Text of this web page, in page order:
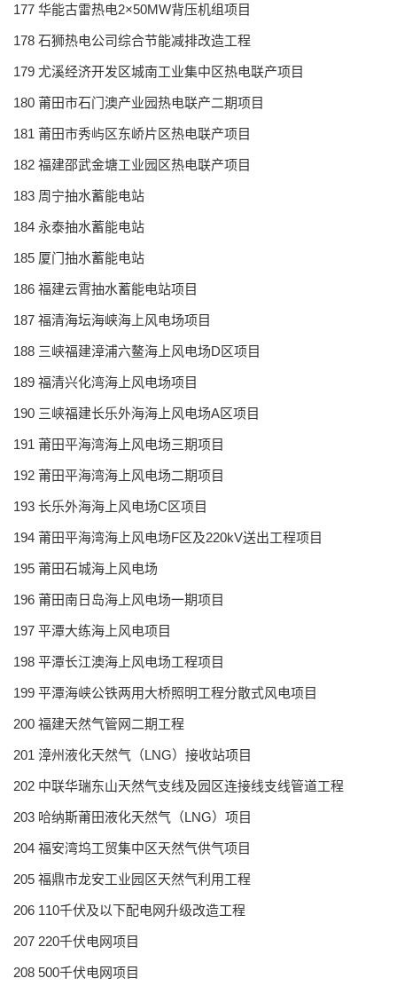
177 华能古雷热电2×50MW背压机组项目
178 石狮热电公司综合节能减排改造工程
179 尤溪经济开发区城南工业集中区热电联产项目
180 莆田市石门澳产业园热电联产二期项目
181 莆田市秀屿区东峤片区热电联产项目
182 福建邵武金塘工业园区热电联产项目
183 周宁抽水蓄能电站
184 永泰抽水蓄能电站
185 厦门抽水蓄能电站
186 福建云霄抽水蓄能电站项目
187 福清海坛海峡海上风电场项目
188 三峡福建漳浦六鳌海上风电场D区项目
189 福清兴化湾海上风电场项目
190 三峡福建长乐外海海上风电场A区项目
191 莆田平海湾海上风电场三期项目
192 莆田平海湾海上风电场二期项目
193 长乐外海海上风电场C区项目
194 莆田平海湾海上风电场F区及220kV送出工程项目
195 莆田石城海上风电场
196 莆田南日岛海上风电场一期项目
197 平潭大练海上风电项目
198 平潭长江澳海上风电场工程项目
199 平潭海峡公铁两用大桥照明工程分散式风电项目
200 福建天然气管网二期工程
201 漳州液化天然气（LNG）接收站项目
202 中联华瑞东山天然气支线及园区连接线支线管道工程
203 哈纳斯莆田液化天然气（LNG）项目
204 福安湾坞工贸集中区天然气供气项目
205 福鼎市龙安工业园区天然气利用工程
206 110千伏及以下配电网升级改造工程
207 220千伏电网项目
208 500千伏电网项目